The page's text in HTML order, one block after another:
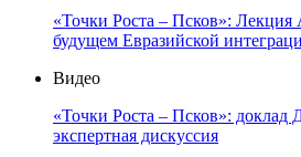
«Точки Роста – Псков»:
будущем Евразийской
Видео
«Точки Роста – Псков»: доклад
экспертная дискуссия